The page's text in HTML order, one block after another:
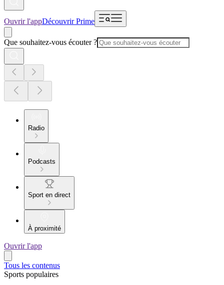
Ouvrir l'appDécouvrir Prime
Que souhaitez-vous écouter ?
Radio
Podcasts
Sport en direct
À proximité
Ouvrir l'app
Tous les contenus
Sports populaires